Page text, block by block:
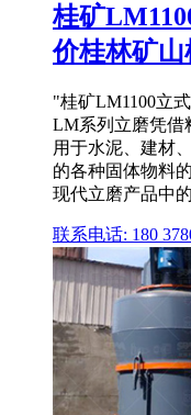
桂矿
价桂林矿山
"桂矿LM1100立
LM系列立磨凭借
用于水泥、建材
的各种固体物料
现代立磨产品中
联系电话: 180